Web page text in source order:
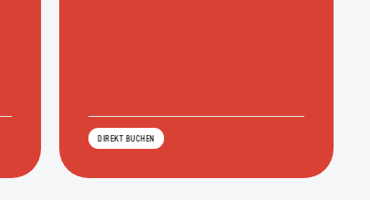
DIREKT BUCHEN